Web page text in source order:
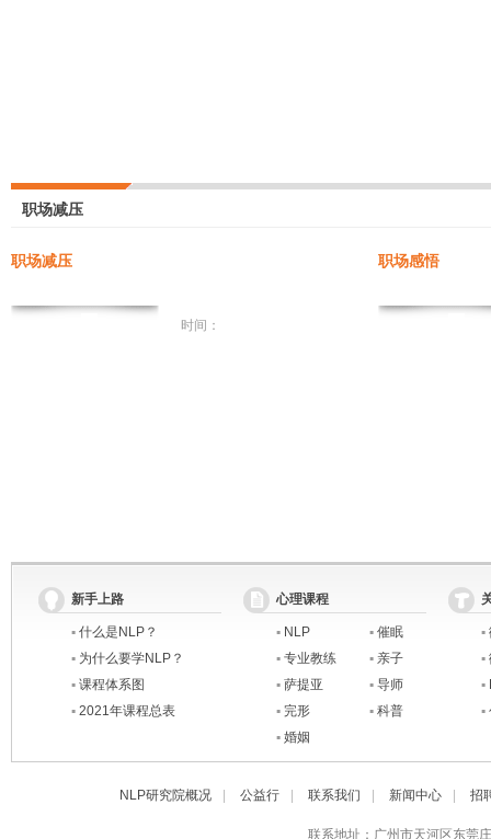
职场减压
职场减压
时间：
职场感悟
新手上路
▪ 什么是NLP？
▪ 为什么要学NLP？
▪ 课程体系图
▪ 2021年课程总表
心理课程
▪ NLP ▪ 催眠
▪ 专业教练 ▪ 亲子
▪ 萨提亚 ▪ 导师
▪ 完形 ▪ 科普
▪ 婚姻
▪
▪
▪
▪
NLP研究院概况 公益行 联系我们 新闻中心 招
联系地址：广州市天河区东莞